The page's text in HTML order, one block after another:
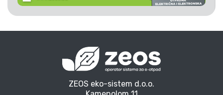
ZEOS eko-sistem d.o.o.